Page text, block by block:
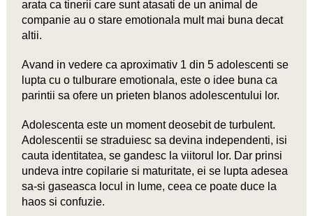
arata ca tinerii care sunt atasati de un animal de
companie au o stare emotionala mult mai buna decat
altii.
Avand in vedere ca aproximativ 1 din 5 adolescenti se
lupta cu o tulburare emotionala, este o idee buna ca
parintii sa ofere un prieten blanos adolescentului lor.
Adolescenta este un moment deosebit de turbulent.
Adolescentii se straduiesc sa devina independenti, isi
cauta identitatea, se gandesc la viitorul lor. Dar prinsi
undeva intre copilarie si maturitate, ei se lupta adesea
sa-si gaseasca locul in lume, ceea ce poate duce la
haos si confuzie.